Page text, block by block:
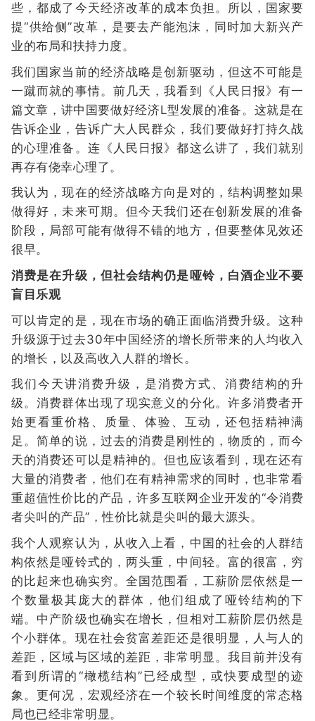
些，都成了今天经济改革的成本负担。所以，国家要
提“供给侧”改革，是要去产能泡沫，同时加大新兴产
业的布局和扶持力度。
我们国家当前的经济战略是创新驱动，但这不可能是
一蹴而就的事情。前几天，我看到《人民日报》有一
篇文章，讲中国要做好经济L型发展的准备。这就是在
告诉企业，告诉广大人民群众，我们要做好打持久战
的心理准备。连《人民日报》都这么讲了，我们就别
再存有侥幸心理了。
我认为，现在的经济战略方向是对的，结构调整如果
做得好，未来可期。但今天我们还在创新发展的准备
阶段，局部可能有做得不错的地方，但要整体见效还
很早。
消费是在升级，但社会结构仍是哑铃，白酒企业不要
盲目乐观
可以肯定的是，现在市场的确正面临消费升级。这种
升级源于过去30年中国经济的增长所带来的人均收入
的增长，以及高收入人群的增长。
我们今天讲消费升级，是消费方式、消费结构的升
级。消费群体出现了现实意义的分化。许多消费者开
始更看重价格、质量、体验、互动，还包括精神满
足。简单的说，过去的消费是刚性的，物质的，而今
天的消费还可以是精神的。但也应该看到，现在还有
大量的消费者，他们在有精神需求的同时，也非常看
重超值性价比的产品，许多互联网企业开发的“令消费
者尖叫的产品”，性价比就是尖叫的最大源头。
我个人观察认为，从收入上看，中国的社会的人群结
构依然是哑铃式的，两头重，中间轻。富的很富，穷
的比起来也确实穷。全国范围看，工薪阶层依然是一
个数量极其庞大的群体，他们组成了哑铃结构的下
端。中产阶级也确实在增长，但相对工薪阶层仍然是
个小群体。现在社会贫富差距还是很明显，人与人的
差距，区域与区域的差距，非常明显。我目前并没有
看到所谓的“橄榄结构”已经成型，或快要成型的迹
象。更何况，宏观经济在一个较长时间维度的常态格
局也已经非常明显。